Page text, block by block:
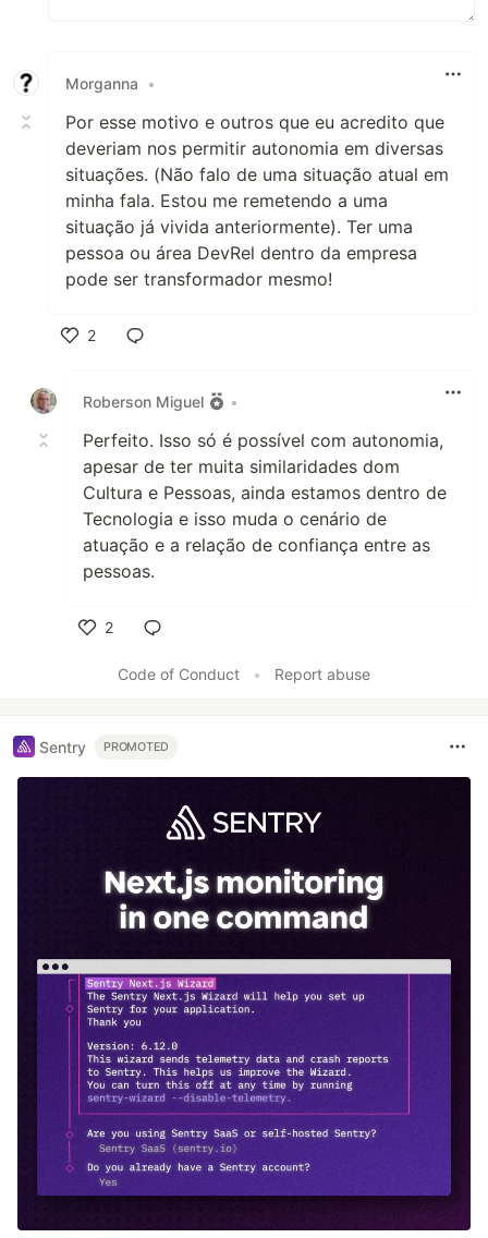
Morganna •
Por esse motivo e outros que eu acredito que
deveriam nos permitir autonomia em diversas
situações. (Não falo de uma situação atual em
minha fala. Estou me remetendo a uma
situação já vivida anteriormente). Ter uma
pessoa ou área DevRel dentro da empresa
pode ser transformador mesmo!
2
Roberson Miguel
•
Perfeito. Isso só é possível com autonomia,
apesar de ter muita similaridades dom
Cultura e Pessoas, ainda estamos dentro de
Tecnologia e isso muda o cenário de
atuação e a relação de confiança entre as
pessoas.
2
Code of Conduct
• Report abuse
Sentry PROMOTED